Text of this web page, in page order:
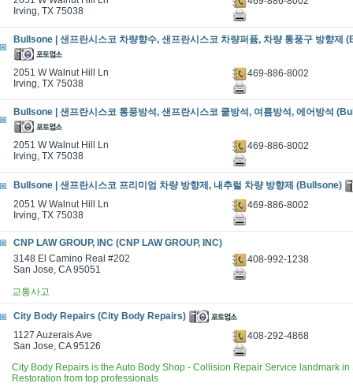
Irving, TX 75038
Bullsone | 샌프란시스코 차량향수, 샌프란시스코 차량퍼퓸, 차량 통풍구 방향제
2051 W Walnut Hill Ln
Irving, TX 75038
469-886-8002
Bullsone | 샌프란시스코 통풍방석, 샌프란시스코 쿨방석, 여름방석, 에어방석
2051 W Walnut Hill Ln
Irving, TX 75038
469-886-8002
Bullsone | 샌프란시스코 프리미엄 차량 방향제, 내추럴 차량 방향제 (Bullsone)
2051 W Walnut Hill Ln
Irving, TX 75038
469-886-8002
CNP LAW GROUP, INC (CNP LAW GROUP, INC)
3148 El Camino Real #202
San Jose, CA 95051
408-992-1238
교통사고
City Body Repairs (City Body Repairs)
1127 Auzerais Ave
San Jose, CA 95126
408-292-4868
City Body Repairs is the Auto Body Shop - Collision Repair Service landmark
Restoration from top professionals